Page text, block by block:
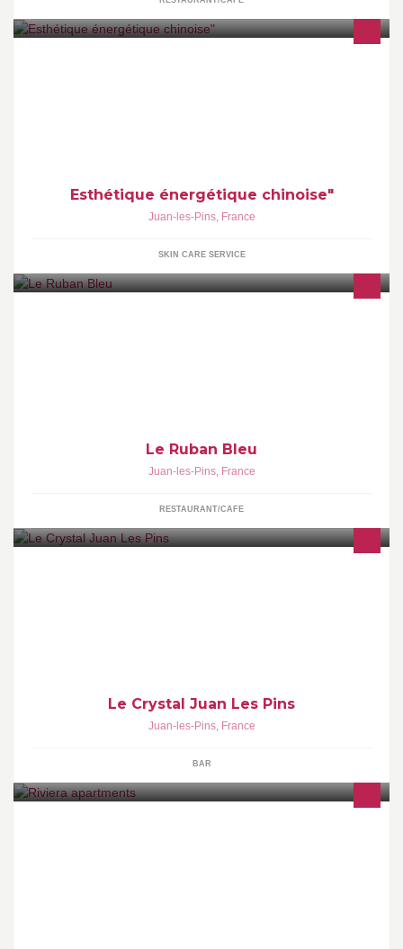
Esthétique énergétique chinoise"
Juan-les-Pins, France
SKIN CARE SERVICE
Le Ruban Bleu
Juan-les-Pins, France
RESTAURANT/CAFE
Le Crystal Juan Les Pins
Juan-les-Pins, France
BAR